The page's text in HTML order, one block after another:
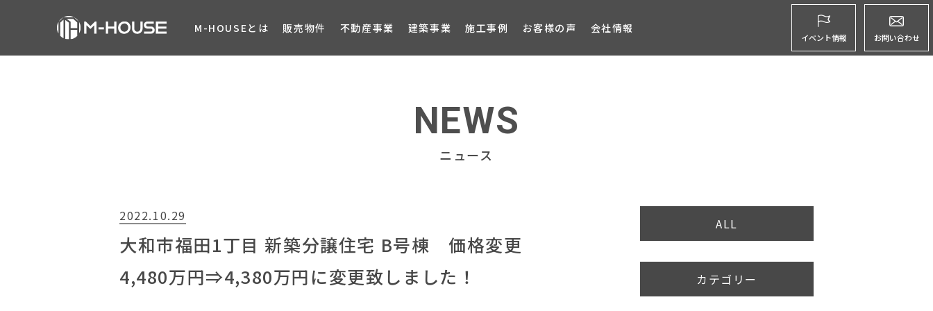
M-HOUSEとは 販売物件 不動産事業 建築事業 施工事例 お客様の声 会社情報
イベント情報 お問い合わせ
NEWS
ニュース
2022.10.29
大和市福田1丁目 新築分譲住宅 B号棟 価格変更
4,480万円⇒4,380万円に変更致しました！
ALL
カテゴリー